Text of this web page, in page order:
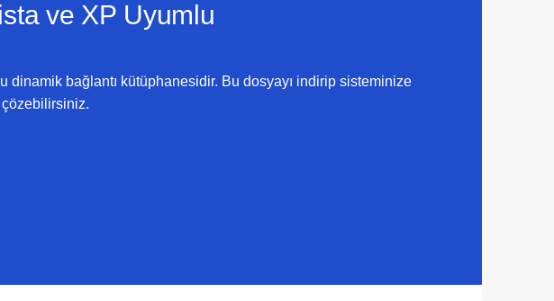
ve XP Uyumlu
bağlantı kütüphanesidir. Bu dosyayı indirip sisteminize
çözebilirsiniz.